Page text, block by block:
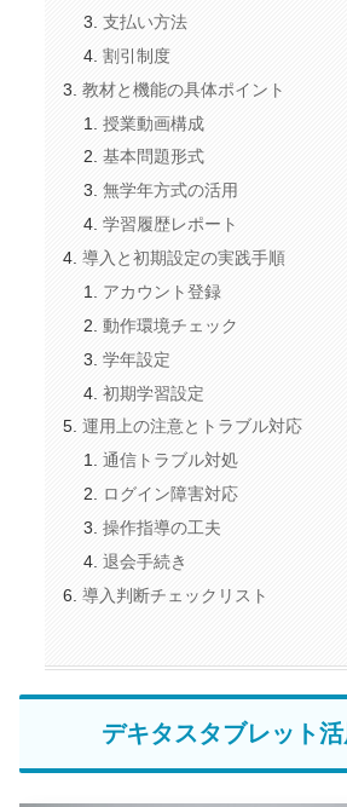
支払い方法
割引制度
教材と機能の具体ポイント
授業動画構成
基本問題形式
無学年方式の活用
学習履歴レポート
導入と初期設定の実践手順
アカウント登録
動作環境チェック
学年設定
初期学習設定
運用上の注意とトラブル対応
通信トラブル対処
ログイン障害対応
操作指導の工夫
退会手続き
導入判断チェックリスト
デキタスタブレット